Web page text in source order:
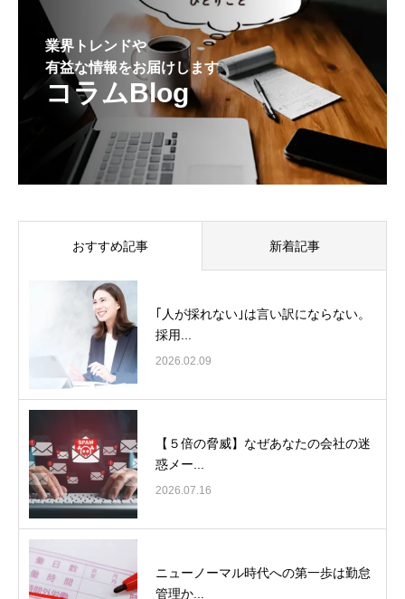
業界トレンドや
有益な情報をお届けします
コラムBlog
おすすめ記事 新着記事
｢人が採れない｣は言い訳にならない。
採用...
2026.02.09
【５倍の脅威】なぜあなたの会社の迷
惑メー...
2026.07.16
ニューノーマル時代への第一歩は勤怠
管理か...